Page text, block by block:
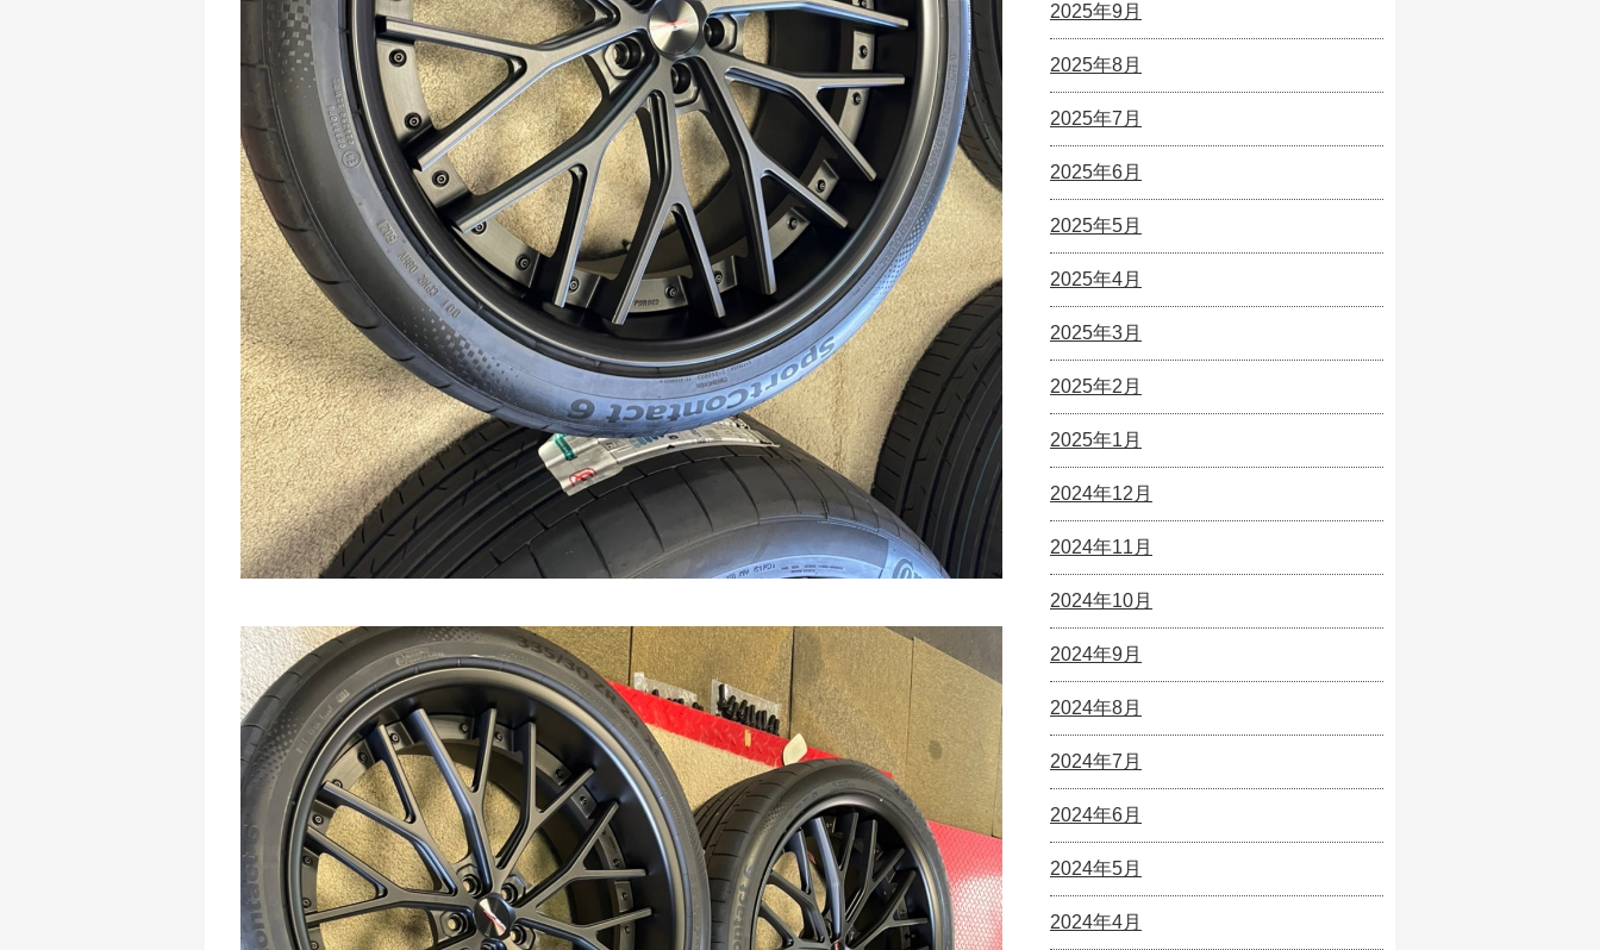
2025年9月
2025年8月
2025年7月
2025年6月
2025年5月
2025年4月
2025年3月
2025年2月
2025年1月
2024年12月
2024年11月
2024年10月
2024年9月
2024年8月
2024年7月
2024年6月
2024年5月
2024年4月